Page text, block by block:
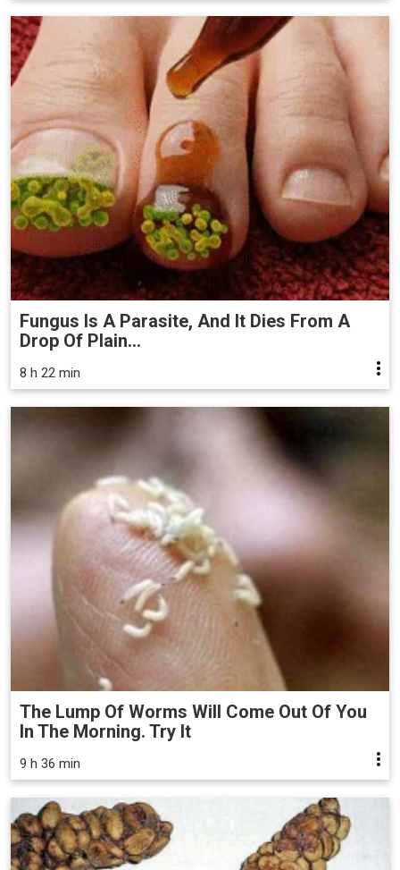
Fungus Is A Parasite, And It Dies From A
Drop Of Plain...
8 h 22 min
The Lump Of Worms Will Come Out Of You
In The Morning. Try It
9 h 36 min